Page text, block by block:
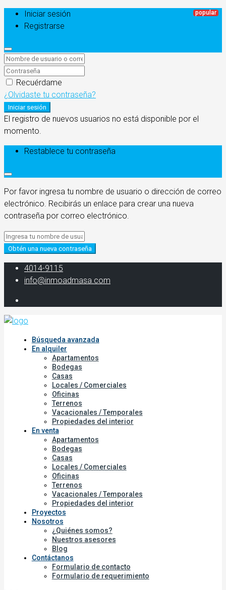
Iniciar sesión
Registrarse
Recuérdame
¿Olvidaste tu contraseña?
Iniciar sesión
El registro de nuevos usuarios no está disponible por el
momento.
Restablece tu contraseña
Por favor ingresa tu nombre de usuario o dirección de correo
electrónico. Recibirás un enlace para crear una nueva
contraseña por correo electrónico.
Obtén una nueva contraseña
‭4014-9115‬
info@inmoadmasa.com
Búsqueda avanzada
En alquiler
Apartamentos
Bodegas
Casas
Locales / Comerciales
Oficinas
Terrenos
Vacacionales / Temporales
Propiedades del interior
En venta
Apartamentos
Bodegas
Casas
Locales / Comerciales
Oficinas
Terrenos
Vacacionales / Temporales
Propiedades del interior
Proyectos
Nosotros
¿Quiénes somos?
Nuestros asesores
Blog
Contáctanos
Formulario de contacto
Formulario de requerimiento